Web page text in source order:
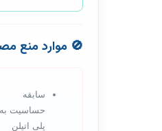
🚫 موارد منع
سابقه
حساسیت به
پلی اتیلن